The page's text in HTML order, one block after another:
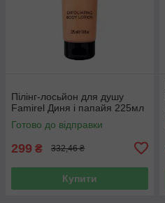
Пілінг-лосьйон для душу
Famirel Диня і папайя 225мл
Готово до відправки
299 ₴ 332,46 ₴
Купити